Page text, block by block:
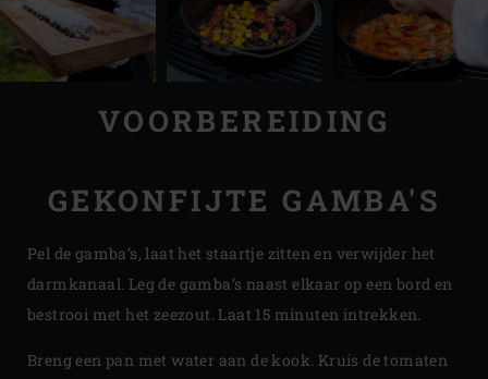
VOORBEREIDING
GEKONFIJTE GAMBA'S
Pel de gamba’s, laat het staartje zitten en verwijder het
darmkanaal. Leg de gamba’s naast elkaar op een bord en
bestrooi met het zeezout. Laat 15 minuten intrekken.
Breng een pan met water aan de kook. Kruis de tomaten